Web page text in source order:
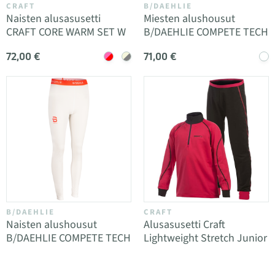
CRAFT
Naisten alusasusetti
CRAFT CORE WARM SET W
72,00 €
B/DAEHLIE
Miesten alushousut
B/DAEHLIE COMPETE TECH
71,00 €
B/DAEHLIE
Naisten alushousut
B/DAEHLIE COMPETE TECH
CRAFT
Alusasusetti Craft
Lightweight Stretch Junior